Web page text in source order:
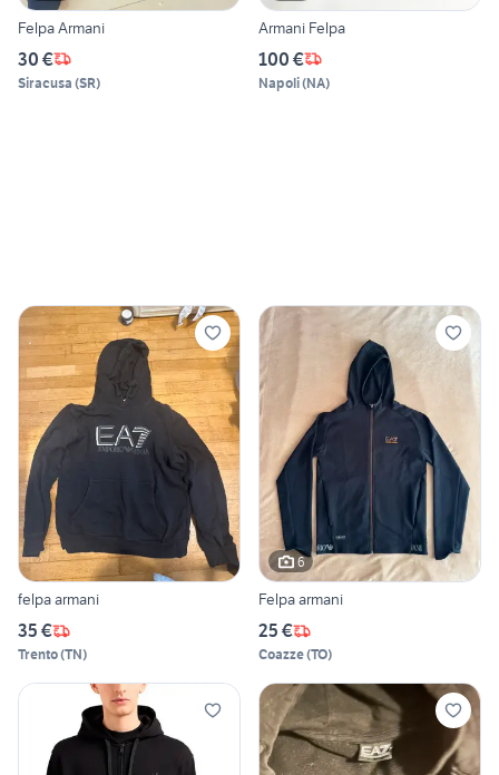
Felpa Armani
30 €
Siracusa (SR)
Armani Felpa
100 €
Napoli(NA)
felpa armani
35 €
Trento(TN)
6
Felpa armani
25 €
Coazze(TO)